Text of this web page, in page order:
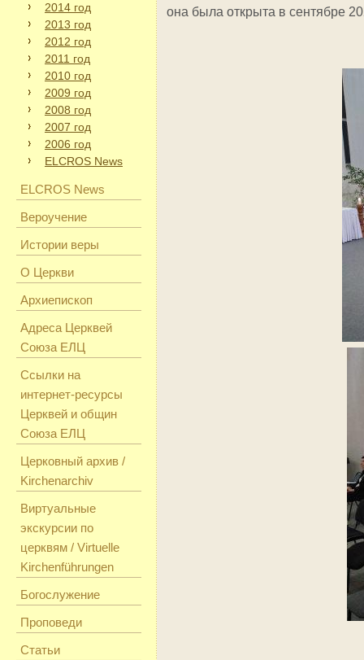
2014 год
2013 год
2012 год
2011 год
2010 год
2009 год
2008 год
2007 год
2006 год
ELCROS News
ELCROS News
Вероучение
Истории веры
О Церкви
Архиепископ
Адреса Церквей
Союза ЕЛЦ
Ссылки на
интернет-ресурсы
Церквей и общин
Союза ЕЛЦ
Церковный архив /
Kirchenarchiv
Виртуальные
экскурсии по
церквям / Virtuelle
Kirchenführungen
Богослужение
Проповеди
Статьи
она была открыта в сентябре